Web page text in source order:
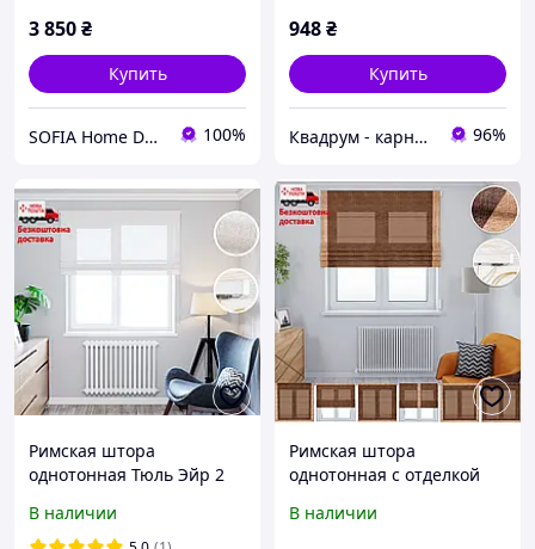
3 850₴
Купить
SOFIA Home Design 100%
948₴
Купить
Квадрум - карнизи 96%
Римская штора
однотонная Тюль Эйр 2
на кухню
В наличии
Римская штора
однотонная с отделкой
| римские шторы на
В наличии